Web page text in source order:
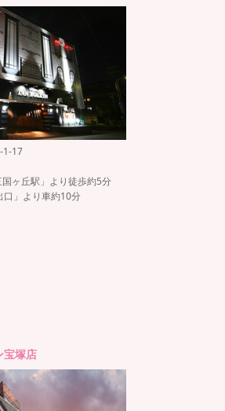
1-17
国ヶ丘駅」より徒歩約5分
口」より車約10分
宝塚店